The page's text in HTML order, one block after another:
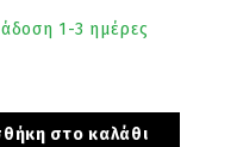
1-3 ημέρες
στο καλάθι